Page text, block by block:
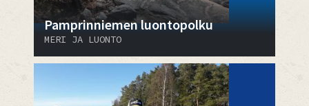
Pamprinniemen luontopolku
MERI JA LUONTO